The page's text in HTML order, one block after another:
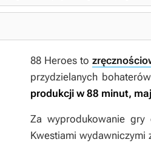
88 Heroesto
przydzielanych
produkcji w 88 minut,
Za wyprodukowanie gry
Kwestiami wydawniczymi